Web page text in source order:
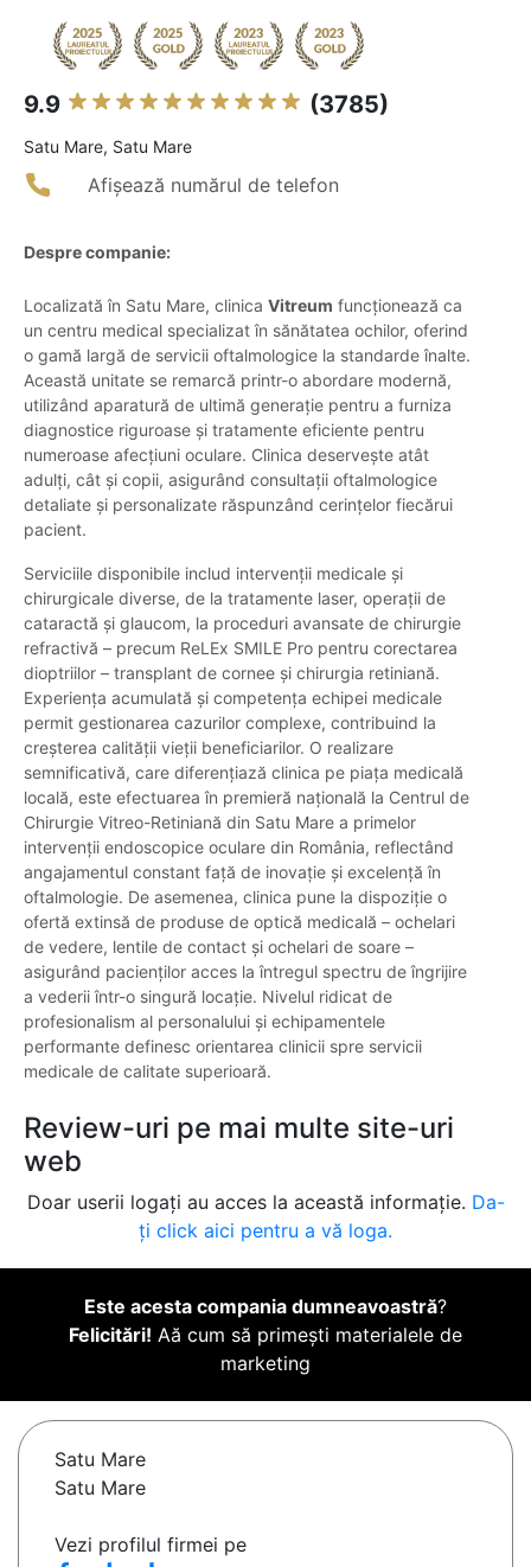
9.9 (3785)
Satu Mare, Satu Mare
Afișează numărul de telefon
Despre companie:
Localizată în Satu Mare, clinica Vitreum funcționează ca
un centru medical specializat în sănătatea ochilor, oferind
o gamă largă de servicii oftalmologice la standarde înalte.
Această unitate se remarcă printr-o abordare modernă,
utilizând aparatură de ultimă generație pentru a furniza
diagnostice riguroase și tratamente eficiente pentru
numeroase afecțiuni oculare. Clinica deservește atât
adulți, cât și copii, asigurând consultații oftalmologice
detaliate și personalizate răspunzând cerințelor fiecărui
pacient.
Serviciile disponibile includ intervenții medicale și
chirurgicale diverse, de la tratamente laser, operații de
cataractă și glaucom, la proceduri avansate de chirurgie
refractivă – precum ReLEx SMILE Pro pentru corectarea
dioptriilor – transplant de cornee și chirurgia retiniană.
Experiența acumulată și competența echipei medicale
permit gestionarea cazurilor complexe, contribuind la
creșterea calității vieții beneficiarilor. O realizare
semnificativă, care diferențiază clinica pe piața medicală
locală, este efectuarea în premieră națională la Centrul de
Chirurgie Vitreo-Retiniană din Satu Mare a primelor
intervenții endoscopice oculare din România, reflectând
angajamentul constant față de inovație și excelență în
oftalmologie. De asemenea, clinica pune la dispoziție o
ofertă extinsă de produse de optică medicală – ochelari
de vedere, lentile de contact și ochelari de soare –
asigurând pacienților acces la întregul spectru de îngrijire
a vederii într-o singură locație. Nivelul ridicat de
profesionalism al personalului și echipamentele
performante definesc orientarea clinicii spre servicii
medicale de calitate superioară.
Review-uri pe mai multe site-uri
web
Doar userii logați au acces la această informație. Da-
ți click aici pentru a vă loga.
Este acesta compania dumneavoastră?
Felicitări! Aă cum să primești materialele de
marketing
Satu Mare
Satu Mare
Vezi profilul firmei pe